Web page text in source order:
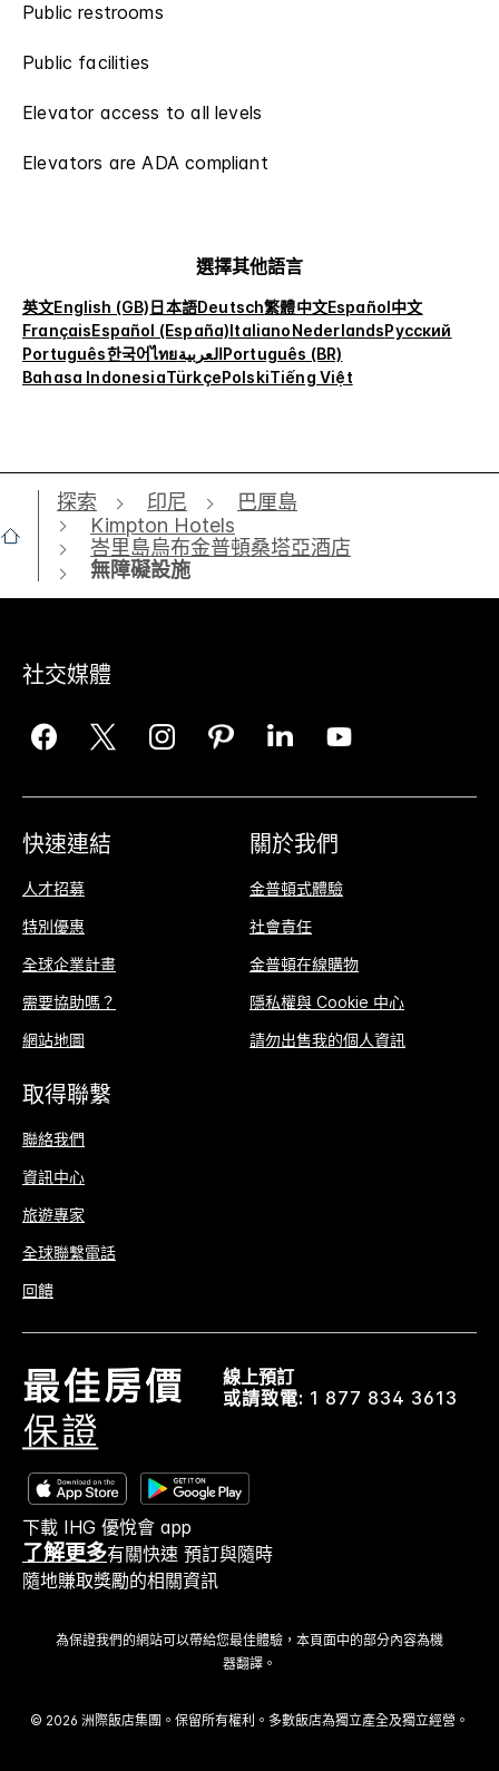
Public restrooms
Public facilities
Elevator access to all levels
Elevators are ADA compliant
選擇其他語言
英文English (GB)日本語Deutsch繁體中文Español中文
FrançaisEspañol (España)ItalianoNederlandsРусский
Português한국어ไทยالعربيةPortuguês (BR)
Bahasa IndonesiaTürkçePolskiTiếng Việt
探索 印尼
巴厘島
Kimpton Hotels
峇里島烏布金普頓桑塔亞酒店
無障礙設施
社交媒體
快速連結
人才招募
特別優惠
全球企業計畫
需要協助嗎？
網站地圖
關於我們
金普頓式體驗
社會責任
金普頓在線購物
隱私權與 Cookie 中心
請勿出售我的個人資訊
取得聯繫
聯絡我們
資訊中心
旅遊專家
全球聯繫電話
回饋
線上預訂
或請致電: 1 877 834 3613
下載 IHG 優悅會 app
了解更多有關快速 預訂與隨時
隨地賺取獎勵的相關資訊
為保證我們的網站可以帶給您最佳體驗，本頁面中的部分內容為機
器翻譯。
© 2026 洲際飯店集團。保留所有權利。多數飯店為獨立產全及獨立經營。